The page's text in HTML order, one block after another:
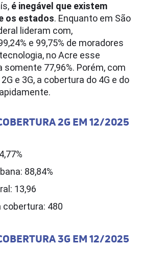
é inegável que existem
os estados. Enquanto em São
lideram com,
e 99,75% de moradores
no Acre esse
77,96%. Porém, com
e 3G, a cobertura do 4G e do
2G EM 12/2025
88,84%
13,96
480
3G EM 12/2025